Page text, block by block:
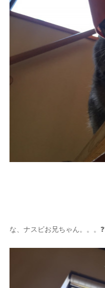
な、ナスビお兄ちゃん。。。